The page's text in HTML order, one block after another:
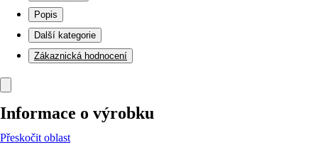
Popis
Další kategorie
Zákaznická hodnocení
Informace o výrobku
Přeskočit oblast